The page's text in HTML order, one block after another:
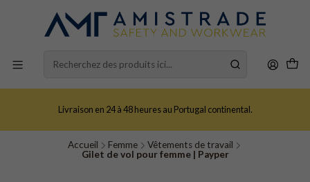
Livraison en 24 à 48 heures au Portugal continental.
Accueil Femme
Vêtements de travail
Gilet de vol pour femme | Payper